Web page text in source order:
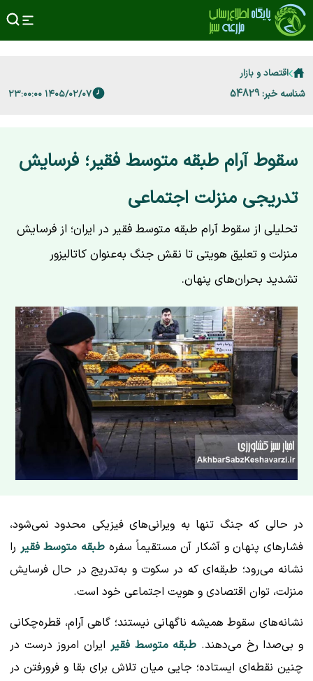
اقتصاد و بازار
شناسه خبر: 54829 ۱۴۰۵/۰۲/۰۷ ۲۳:۰۰:۰۰
سقوط آرام طبقه متوسط فقیر؛ فرسایش
تدریجی منزلت اجتماعی
تحلیلی از سقوط آرام طبقه متوسط فقیر در ایران؛ از فرسایش
منزلت و تعلیق هویتی تا نقش جنگ به‌عنوان کاتالیزور
تشدید بحران‌های پنهان.
​در حالی که جنگ تنها به ویرانی‌های فیزیکی محدود نمی‌شود،
فشارهای پنهان و آشکار آن مستقیماً سفره طبقه متوسط فقیر را
نشانه می‌رود؛ طبقه‌ای که در سکوت و به‌تدریج در حال فرسایش
منزلت، توان اقتصادی و هویت اجتماعی خود است.
نشانه‌های سقوط همیشه ناگهانی نیستند؛ گاهی آرام، قطره‌چکانی
و بی‌صدا رخ می‌دهند. طبقه متوسط فقیر ایران امروز درست در
چنین نقطه‌ای ایستاده؛ جایی میان تلاش برای بقا و فرورفتن در